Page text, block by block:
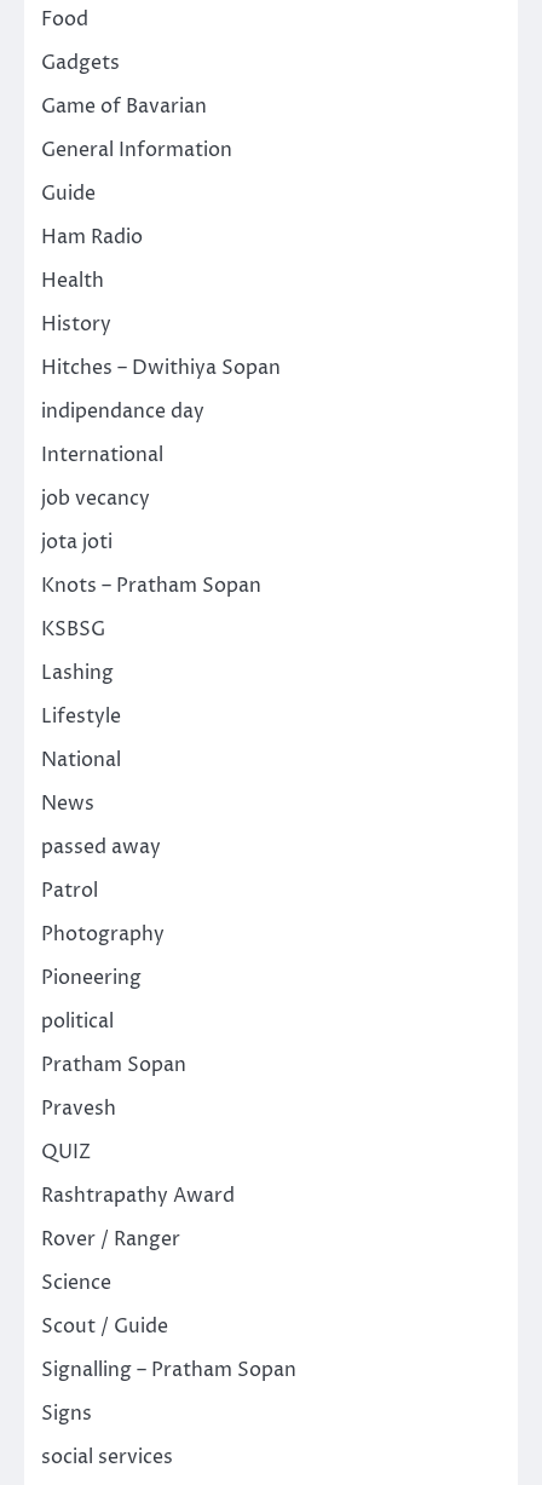
Food
Gadgets
Game of Bavarian
General Information
Guide
Ham Radio
Health
History
Hitches – Dwithiya Sopan
indipendance day
International
job vecancy
jota joti
Knots – Pratham Sopan
KSBSG
Lashing
Lifestyle
National
News
passed away
Patrol
Photography
Pioneering
political
Pratham Sopan
Pravesh
QUIZ
Rashtrapathy Award
Rover / Ranger
Science
Scout / Guide
Signalling – Pratham Sopan
Signs
social services